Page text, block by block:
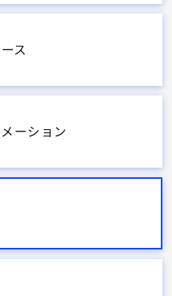
ス
ーション